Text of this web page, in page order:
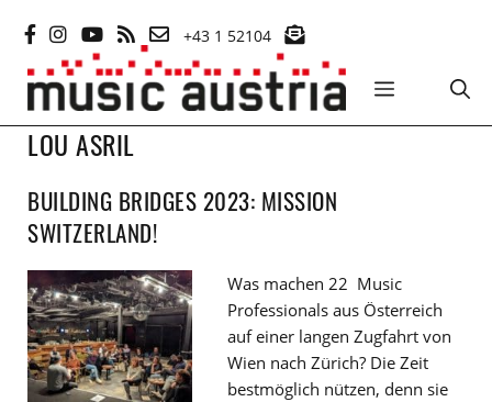
Inhalt
springen
+43 1 52104
MENÜ
LOU ASRIL
BUILDING BRIDGES 2023: MISSION
SWITZERLAND!
Was machen 22 Music
Professionals aus Österreich
auf einer langen Zugfahrt von
Wien nach Zürich? Die Zeit
bestmöglich nützen, denn sie